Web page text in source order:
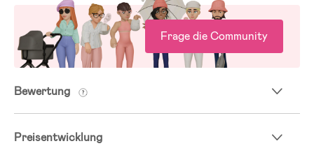
Frage die Community
Bewertung
Preisentwicklung